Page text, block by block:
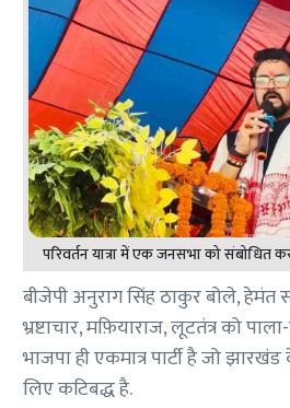
परिवर्तन यात्रा में एक जनसभा को संबोधित
बीजेपी अनुराग सिंह ठाकुर बोले,
भ्रष्टाचार, मफ़ियाराज, लूटतंत्र को
भाजपा ही एकमात्र पार्टी है जो
लिए कटिबद्ध है.